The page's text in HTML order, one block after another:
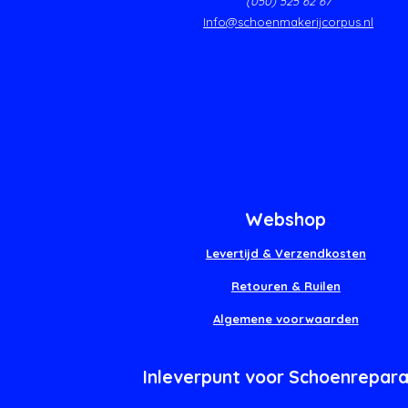
Info@schoenmakerijcorpus.nl
Webshop
Levertijd & Verzendkosten
Retouren & Ruilen
Algemene voorwaarden
Inleverpunt voor